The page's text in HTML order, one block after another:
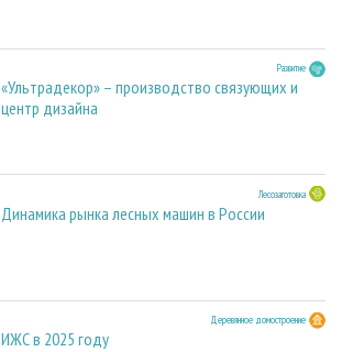
Развитие
«Ультрадекор» – производство связующих и
центр дизайна
Лесозаготовка
Динамика рынка лесных машин в России
Деревянное домостроение
ИЖС в 2025 году